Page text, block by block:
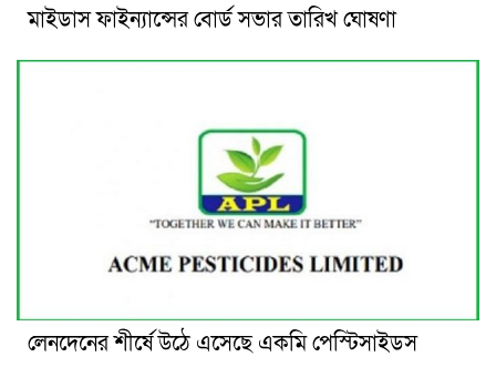
মাইডাস ফাইন্যান্সের বোর্ড সভার তারিখ ঘোষণা
লেনদেনের শীর্ষে উঠে এসেছে একমি পেস্টিসাইডস